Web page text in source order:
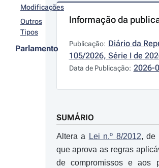
Modificações
Outros
Tipos
Parlamento
Informação da
Publicação: Diário da
105/2026, Série I de
Data de Publicação: 2026-
SUMÁRIO
Altera a Lei n.º 8/2012, de
que aprova as regras
de compromissos e aos